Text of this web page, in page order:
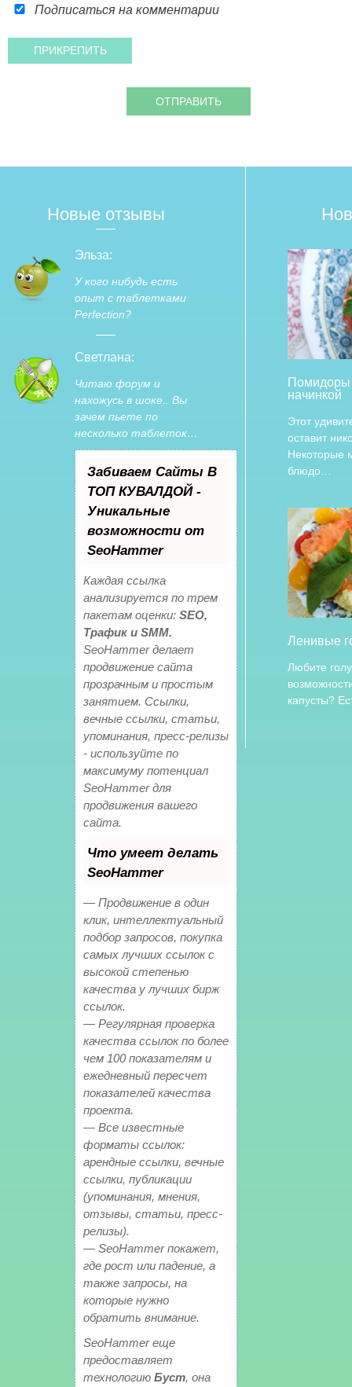
Подписаться на комментарии
Новые отзывы
Эльза:
У кого нибудь есть
опыт с таблетками
Perfection?
Светлана:
Читаю форум и
нахожусь в шоке.. Вы
зачем пьете по
несколько таблеток…
Забиваем Сайты В
ТОП КУВАЛДОЙ -
Уникальные
возможности от
SeoHammer
Каждая ссылка
анализируется по трем
пакетам оценки: SEO,
Трафик и SMM.
SeoHammer делает
продвижение сайта
прозрачным и простым
занятием. Ссылки,
вечные ссылки, статьи,
упоминания, пресс-релизы
- используйте по
максимуму потенциал
SeoHammer для
продвижения вашего
сайта.
Что умеет делать
SeoHammer
— Продвижение в один
клик, интеллектуальный
подбор запросов, покупка
самых лучших ссылок с
высокой степенью
качества у лучших бирж
ссылок.
— Регулярная проверка
качества ссылок по более
чем 100 показателям и
ежедневный пересчет
показателей качества
проекта.
— Все известные
форматы ссылок:
арендные ссылки, вечные
ссылки, публикации
(упоминания, мнения,
отзывы, статьи, пресс-
релизы).
— SeoHammer покажет,
где рост или падение, а
также запросы, на
которые нужно
обратить внимание.
SeoHammer еще
предоставляет
технологию Буст, она
Помидоры
начинкой
Этот
оставит
Некоторые
блюдо…
Ленивые
Любите
капусты?